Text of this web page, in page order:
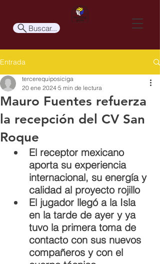
Buscar...
Entrada
Mauro Fuentes refuerza
la recepción del CV San
Roque
tercerequiposiciga
20 ene 2024 5 min de lectura
El receptor mexicano
aporta su experiencia
internacional, su energía y
calidad al proyecto rojillo
El jugador llegó a la Isla
en la tarde de ayer y ya
tuvo la primera toma de
contacto con sus nuevos
compañeros y con el